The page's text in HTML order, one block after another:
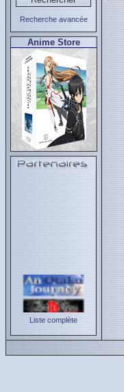
Recherche avancée
Anime Store
Liste complète